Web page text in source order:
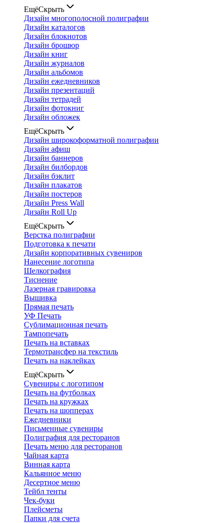
ЕщёСкрыть
Дизайн многополосной полиграфии
Дизайн каталогов
Дизайн блокнотов
Дизайн брошюр
Дизайн книг
Дизайн журналов
Дизайн альбомов
Дизайн ежедневников
Дизайн презентаций
Дизайн тетрадей
Дизайн фотокниг
Дизайн обложек
ЕщёСкрыть
Дизайн широкоформатной полиграфии
Дизайн афиш
Дизайн баннеров
Дизайн билбордов
Дизайн бэклит
Дизайн плакатов
Дизайн постеров
Дизайн Press Wall
Дизайн Roll Up
ЕщёСкрыть
Верстка полиграфии
Подготовка к печати
Дизайн корпоративных сувениров
Нанесение логотипа
Шелкография
Тиснение
Лазерная гравировка
Вышивка
Прямая печать
УФ Печать
Сублимационная печать
Тампопечать
Печать на вставках
Термотрансфер на текстиль
Печать на наклейках
ЕщёСкрыть
Сувениры с логотипом
Печать на футболках
Печать на кружках
Печать на шопперах
Ежедневники
Письменные сувениры
Полиграфия для ресторанов
Печать меню для ресторанов
Чайная карта
Винная карта
Кальянное меню
Десертное меню
Тейбл тенты
Чек-буки
Плейсметы
Папки для счета